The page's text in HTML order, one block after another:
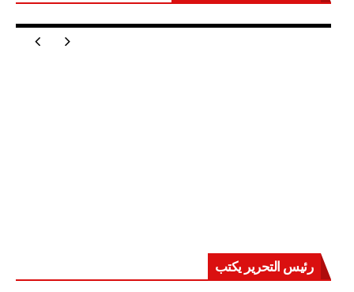
مصر تعيد للعالم اتزانه
رئيس التحرير يكتب
حرب على العقول.. حادثة دمياط تكشف قواعد